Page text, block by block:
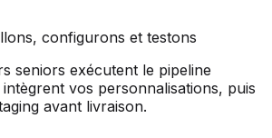
configurons et testons
seniors exécutent le pipeline
vos personnalisations, puis
avant livraison.